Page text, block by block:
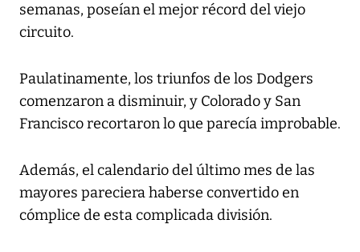
semanas, poseían el mejor récord del viejo
circuito.
Paulatinamente, los triunfos de los Dodgers
comenzaron a disminuir, y Colorado y San
Francisco recortaron lo que parecía improbable.
Además, el calendario del último mes de las
mayores pareciera haberse convertido en
cómplice de esta complicada división.